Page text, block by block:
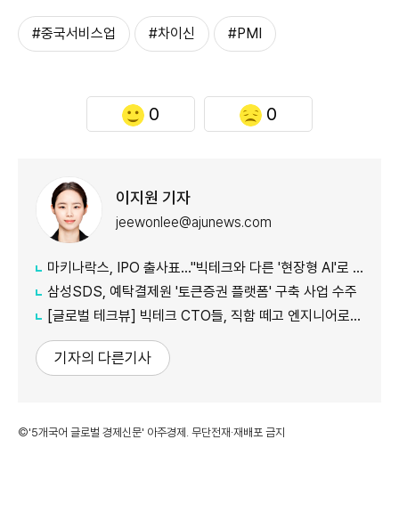
#중국서비스업 #차이신 #PMI
0 0
이지원 기자
jeewonlee@ajunews.com
마키나락스, IPO 출사표…"빅테크와 다른 '현장형 AI'로 승부"
삼성SDS, 예탁결제원 '토큰증권 플랫폼' 구축 사업 수주
[글로벌 테크뷰] 빅테크 CTO들, 직함 떼고 엔지니어로 유턴...'앤트로픽행 러시' 이유는
기자의 다른기사
©'5개국어 글로벌 경제신문' 아주경제. 무단전재·재배포 금지